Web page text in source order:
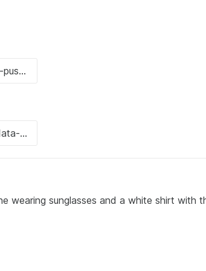
wearing sunglasses and a white shirt with